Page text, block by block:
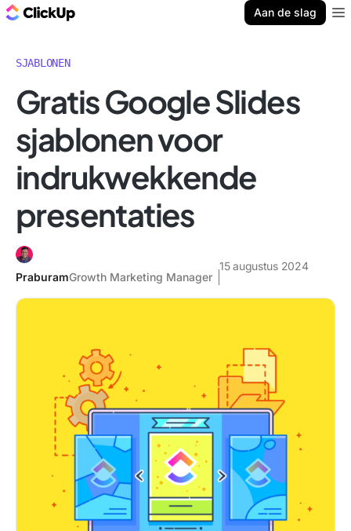
Aan de slag
SJABLONEN
Gratis Google Slides
sjablonen voor
indrukwekkende
presentaties
PraburamGrowth Marketing Manager
15 augustus 2024